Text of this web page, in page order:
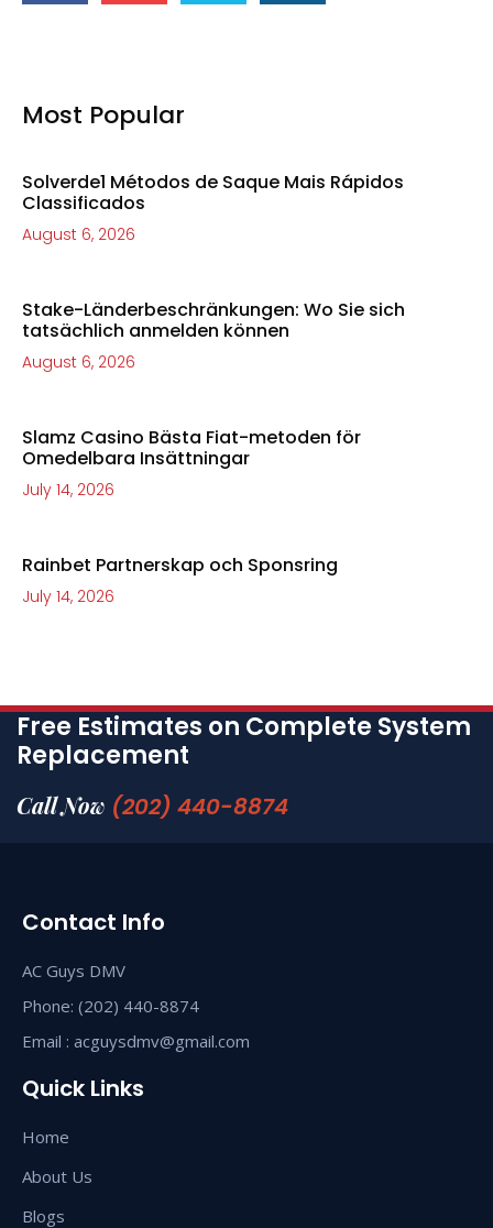
Most Popular
Solverde1 Métodos de Saque Mais Rápidos
Classificados
August 6, 2026
Stake-Länderbeschränkungen: Wo Sie sich
tatsächlich anmelden können
August 6, 2026
Slamz Casino Bästa Fiat-metoden för
Omedelbara Insättningar
July 14, 2026
Rainbet Partnerskap och Sponsring
July 14, 2026
Free Estimates on Complete System
Replacement
Call Now (202) 440-8874
Contact Info
AC Guys DMV
Phone: (202) 440-8874
Email : acguysdmv@gmail.com
Quick Links
Home
About Us
Blogs